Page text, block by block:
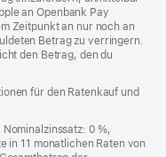
an Openbank Pay
Zeitpunkt an nur noch an
Betrag zu verringern.
den Betrag, den du
für den Ratenkauf und
0 %,
in 11 monatlichen Raten von